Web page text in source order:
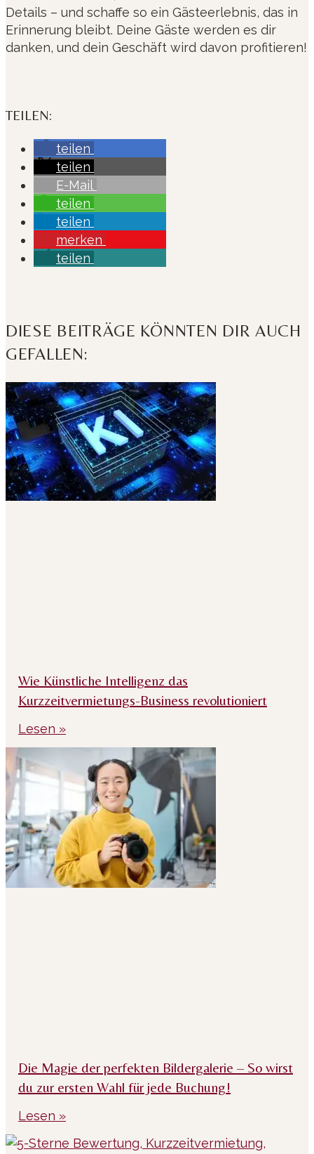
Details – und schaffe so ein Gästeerlebnis, das in
Erinnerung bleibt. Deine Gäste werden es dir
danken, und dein Geschäft wird davon profitieren!
TEILEN:
teilen
teilen
E-Mail
teilen
teilen
merken
teilen
DIESE BEITRÄGE KÖNNTEN DIR AUCH
GEFALLEN:
Wie Künstliche Intelligenz das
Kurzzeitvermietungs-Business revolutioniert
Lesen »
Die Magie der perfekten Bildergalerie – So wirst
du zur ersten Wahl für jede Buchung!
Lesen »